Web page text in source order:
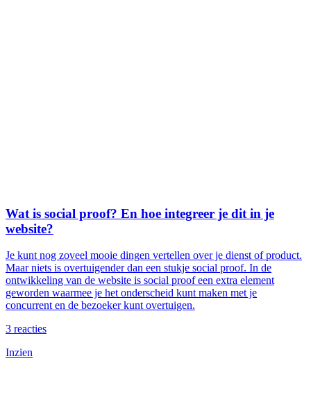
Wat is social proof? En hoe integreer je dit in je
website?
Je kunt nog zoveel mooie dingen vertellen over je dienst of product.
Maar niets is overtuigender dan een stukje social proof. In de
ontwikkeling van de website is social proof een extra element
geworden waarmee je het onderscheid kunt maken met je
concurrent en de bezoeker kunt overtuigen.
3 reacties
Inzien